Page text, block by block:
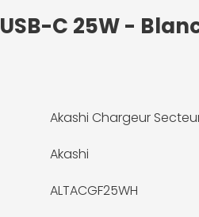
C 25W -
Akashi Chargeur
Akashi
ALTACGF25WH